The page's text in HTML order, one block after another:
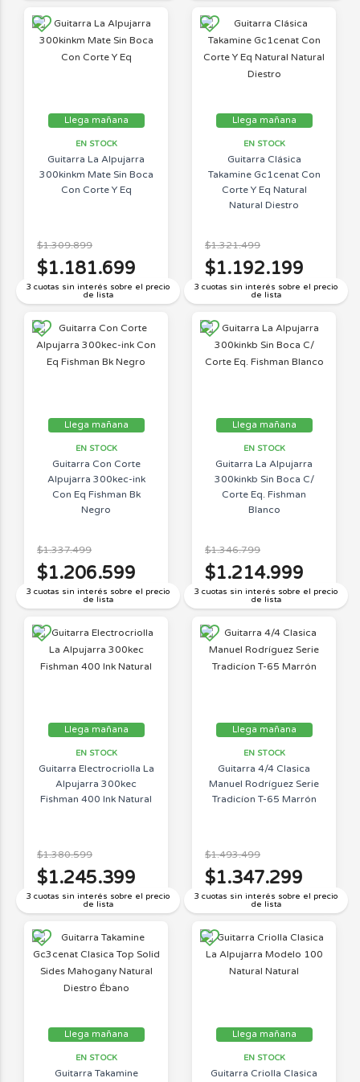
Llega mañana
EN STOCK
Guitarra La Alpujarra
300kinkm Mate Sin Boca
Con Corte Y Eq
3 cuotas sin interés sobre el precio
de lista
$1.309.899
$1.181.699
Llega mañana
EN STOCK
Guitarra Clásica
Takamine Gc1cenat Con
Corte Y Eq Natural
Natural Diestro
3 cuotas sin interés sobre el precio
de lista
$1.321.499
$1.192.199
Llega mañana
EN STOCK
Guitarra Con Corte
Alpujarra 300kec-ink
Con Eq Fishman Bk
Negro
3 cuotas sin interés sobre el precio
de lista
$1.337.499
$1.206.599
Llega mañana
EN STOCK
Guitarra La Alpujarra
300kinkb Sin Boca C/
Corte Eq. Fishman
Blanco
3 cuotas sin interés sobre el precio
de lista
$1.346.799
$1.214.999
Llega mañana
EN STOCK
Guitarra Electrocriolla La
Alpujarra 300kec
Fishman 400 Ink Natural
3 cuotas sin interés sobre el precio
de lista
$1.380.599
$1.245.399
Llega mañana
EN STOCK
Guitarra 4/4 Clasica
Manuel Rodríguez Serie
Tradicíon T-65 Marrón
3 cuotas sin interés sobre el precio
de lista
$1.493.499
$1.347.299
Llega mañana
EN STOCK
Guitarra Takamine
Llega mañana
EN STOCK
Guitarra Criolla Clasica